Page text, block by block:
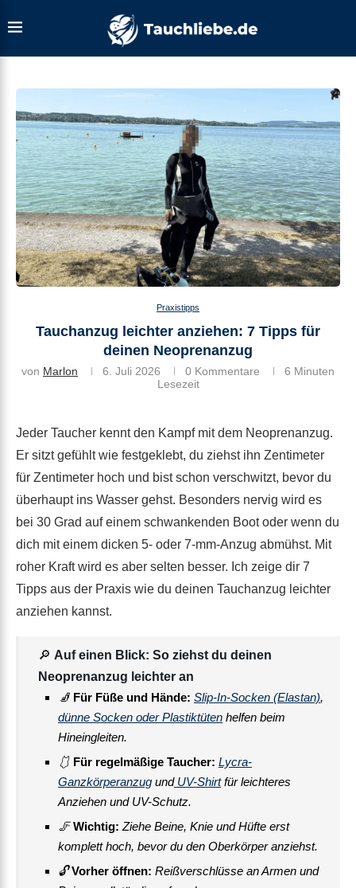
Praxistipps
Tauchanzug leichter anziehen: 7 Tipps für
deinen Neoprenanzug
von Marlon 6. Juli 2026 0 Kommentare
6 Minuten
Lesezeit
Jeder Taucher kennt den Kampf mit dem Neoprenanzug.
Er sitzt gefühlt wie festgeklebt, du ziehst ihn Zentimeter
für Zentimeter hoch und bist schon verschwitzt, bevor du
überhaupt ins Wasser gehst. Besonders nervig wird es
bei 30 Grad auf einem schwankenden Boot oder wenn du
dich mit einem dicken 5- oder 7-mm-Anzug abmühst. Mit
roher Kraft wird es aber selten besser. Ich zeige dir 7
Tipps aus der Praxis wie du deinen Tauchanzug leichter
anziehen kannst.
🔎 Auf einen Blick: So ziehst du deinen
Neoprenanzug leichter an
🧦 Für Füße und Hände: Slip-In-Socken (Elastan),
dünne Socken oder Plastiktüten helfen beim
Hineingleiten.
🩱 Für regelmäßige Taucher: Lycra-
Ganzkörperanzug undUV-Shirtfür leichteres
Anziehen und UV-Schutz.
🦵Wichtig: Ziehe Beine, Knie und Hüfte erst
komplett hoch, bevor du den Oberkörper anziehst.
🔓Vorher öffnen: Reißverschlüsse an Armen und